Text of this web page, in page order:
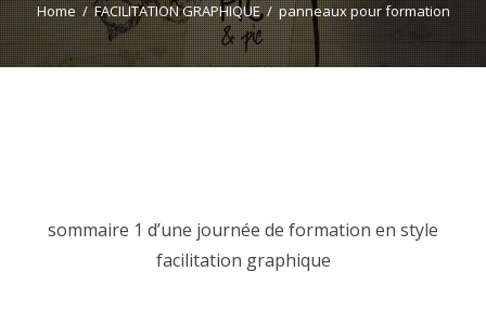
Home FACILITATION GRAPHIQUE panneaux pour formation
sommaire 1 d’une journée de formation en style
facilitation graphique